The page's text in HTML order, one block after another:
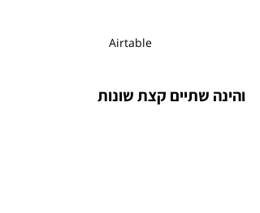
Airtable
והינה שתיים קצת שונות